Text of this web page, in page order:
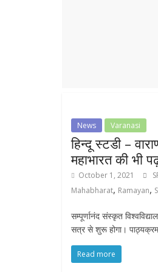
News Varanasi
हिन्दू स्टडी –
महाभारत की भी
October 1, 2021
Mahabharat, Ramayan,
सम्पूर्णानंद संस्कृत
सत्र से शुरू होगा। पाठ्यक्रम
Read more